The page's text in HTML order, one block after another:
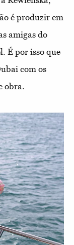
é produzir em
amigas do
É por isso que
com os
obra.